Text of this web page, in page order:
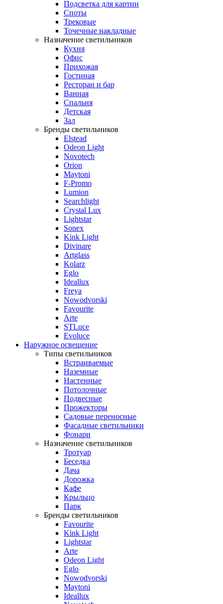
Подсветка для картин
Споты
Трековые
Точечные накладные
Назначение светильников
Кухня
Офис
Прихожая
Гостиная
Ресторан и бар
Ванная
Спальня
Детская
Зал
Бренды светильников
Elstead
Odeon Light
Novotech
Orion
Maytoni
F-Promo
Lumion
Searchlight
Crystal Lux
Lightstar
Sonex
Kink Light
Divinare
Artglass
Kolarz
Eglo
Ideallux
Freya
Nowodvorski
Favourite
Arte
STLuce
Evoluce
Наружное освещение
Типы светильников
Встраиваемые
Наземные
Настенные
Потолочные
Подвесные
Прожекторы
Садовые переносные
Фасадные светильники
Фонари
Назначение светильников
Тротуар
Беседка
Дача
Дорожка
Кафе
Крыльцо
Парк
Бренды светильников
Favourite
Kink Light
Lightstar
Arte
Odeon Light
Eglo
Nowodvorski
Maytoni
Ideallux